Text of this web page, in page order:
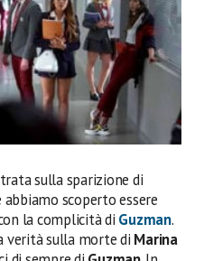
sulla sparizione di
scoperto essere
la complicità di Guzman.
verità sulla morte di Marina